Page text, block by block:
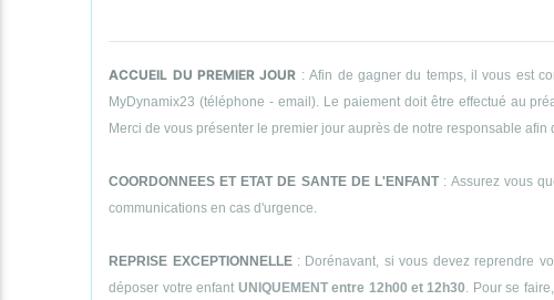
ACCUEIL DU PREMIER JOUR : Afin de gagner du temps, il vous est
MyDynamix23 (téléphone - email). Le paiement doit être effectué au
Merci de vous présenter le premier jour auprès de notre responsable
COORDONNEES ET ETAT DE SANTE DE L'ENFANT: Assurez vous
communications en cas d'urgence.
REPRISE EXCEPTIONNELLE: Dorénavant, si vous devez reprendre
déposer votre enfant UNIQUEMENT entre 12h00 et 12h30
. Pour se